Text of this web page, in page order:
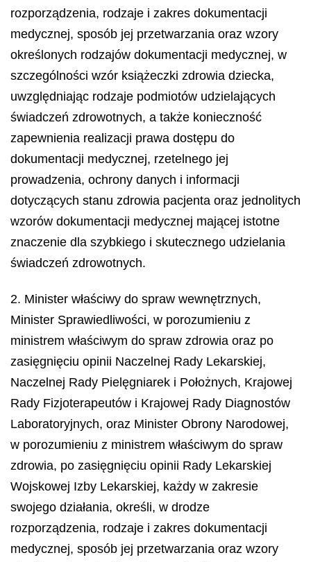
rozporządzenia, rodzaje i zakres dokumentacji
medycznej, sposób jej przetwarzania oraz wzory
określonych rodzajów dokumentacji medycznej, w
szczególności wzór książeczki zdrowia dziecka,
uwzględniając rodzaje podmiotów udzielających
świadczeń zdrowotnych, a także konieczność
zapewnienia realizacji prawa dostępu do
dokumentacji medycznej, rzetelnego jej
prowadzenia, ochrony danych i informacji
dotyczących stanu zdrowia pacjenta oraz jednolitych
wzorów dokumentacji medycznej mającej istotne
znaczenie dla szybkiego i skutecznego udzielania
świadczeń zdrowotnych.
2. Minister właściwy do spraw wewnętrznych,
Minister Sprawiedliwości, w porozumieniu z
ministrem właściwym do spraw zdrowia oraz po
zasięgnięciu opinii Naczelnej Rady Lekarskiej,
Naczelnej Rady Pielęgniarek i Położnych, Krajowej
Rady Fizjoterapeutów i Krajowej Rady Diagnostów
Laboratoryjnych, oraz Minister Obrony Narodowej,
w porozumieniu z ministrem właściwym do spraw
zdrowia, po zasięgnięciu opinii Rady Lekarskiej
Wojskowej Izby Lekarskiej, każdy w zakresie
swojego działania, określi, w drodze
rozporządzenia, rodzaje i zakres dokumentacji
medycznej, sposób jej przetwarzania oraz wzory